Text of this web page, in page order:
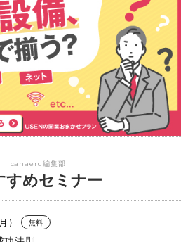
canaeru編集部
すめセミナー
) 無料